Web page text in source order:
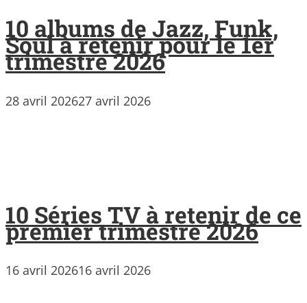
10 albums de Jazz, Funk,
Soul à retenir pour le 1er
trimestre 2026
28 avril 202627 avril 2026
10 Séries TV à retenir de ce
premier trimestre 2026
16 avril 202616 avril 2026